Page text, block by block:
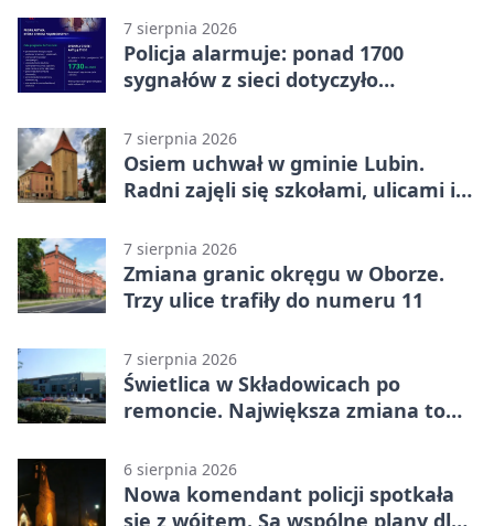
7 sierpnia 2026
Policja alarmuje: ponad 1700
sygnałów z sieci dotyczyło
7 sierpnia 2026
Osiem uchwał w gminie Lubin.
Radni zajęli się szkołami, ulicami i
7 sierpnia 2026
Zmiana granic okręgu w Oborze.
Trzy ulice trafiły do numeru 11
7 sierpnia 2026
Świetlica w Składowicach po
remoncie. Największa zmiana to
6 sierpnia 2026
Nowa komendant policji spotkała
się z wójtem. Są wspólne plany dla